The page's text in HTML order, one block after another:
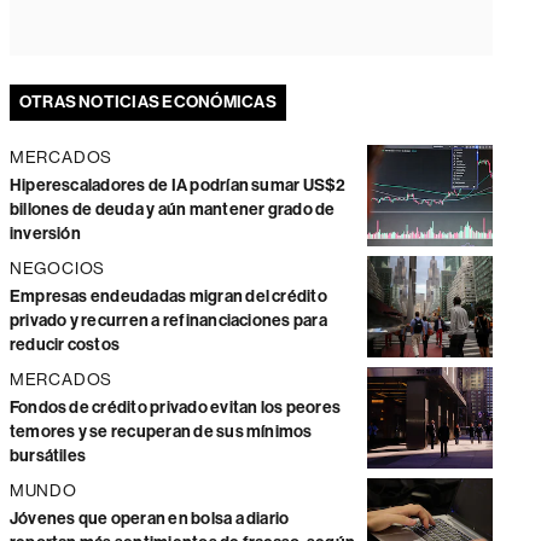
OTRAS NOTICIAS ECONÓMICAS
MERCADOS
Hiperescaladores de IA podrían sumar US$2
billones de deuda y aún mantener grado de
inversión
NEGOCIOS
Empresas endeudadas migran del crédito
privado y recurren a refinanciaciones para
reducir costos
MERCADOS
Fondos de crédito privado evitan los peores
temores y se recuperan de sus mínimos
bursátiles
MUNDO
Jóvenes que operan en bolsa a diario